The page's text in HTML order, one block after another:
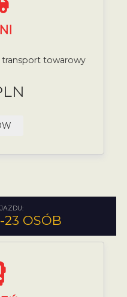
transport towarowy
23 OSÓB